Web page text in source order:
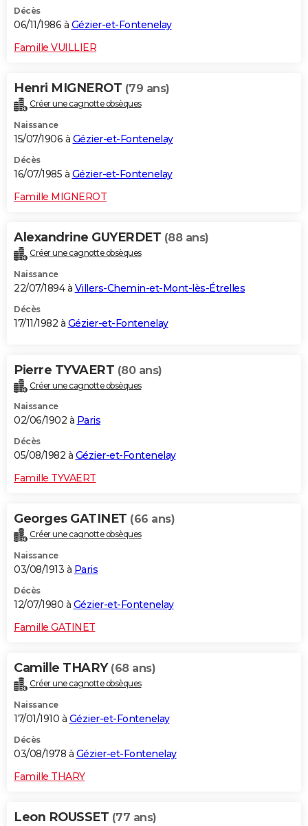
Décès
06/11/1986 à Gézier-et-Fontenelay
Famille VUILLIER
Henri MIGNEROT (79 ans)
Créer une cagnotte obsèques
Naissance
15/07/1906 à Gézier-et-Fontenelay
Décès
16/07/1985 à Gézier-et-Fontenelay
Famille MIGNEROT
Alexandrine GUYERDET (88 ans)
Créer une cagnotte obsèques
Naissance
22/07/1894 à Villers-Chemin-et-Mont-lès-Étrelles
Décès
17/11/1982 à Gézier-et-Fontenelay
Pierre TYVAERT (80 ans)
Créer une cagnotte obsèques
Naissance
02/06/1902 à Paris
Décès
05/08/1982 à Gézier-et-Fontenelay
Famille TYVAERT
Georges GATINET (66 ans)
Créer une cagnotte obsèques
Naissance
03/08/1913 à Paris
Décès
12/07/1980 à Gézier-et-Fontenelay
Famille GATINET
Camille THARY (68 ans)
Créer une cagnotte obsèques
Naissance
17/01/1910 à Gézier-et-Fontenelay
Décès
03/08/1978 à Gézier-et-Fontenelay
Famille THARY
Leon ROUSSET (77 ans)